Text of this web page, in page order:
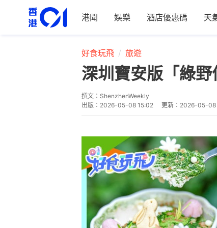
港聞 娛樂 酒店優惠碼 天
好食玩飛 旅遊
深圳寶安版「綠
撰文： ShenzhenWeekly
出版： 2026-05-08 15:02 更新： 2026-05-08